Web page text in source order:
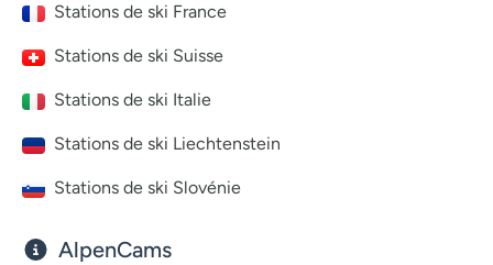
Stations de ski France
Stations de ski Suisse
Stations de ski Italie
Stations de ski Liechtenstein
Stations de ski Slovénie
AlpenCams